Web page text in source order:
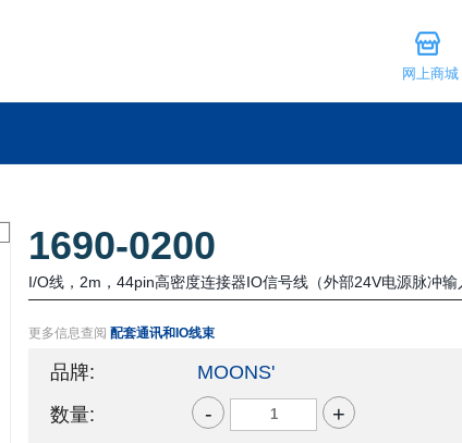
网上商城
1690-0200
I/O线，2m，44pin高密度连接器IO信号线（外部24V电源脉冲输
更多信息查阅 配套通讯和IO线束
品牌:
MOONS'
数量:
- +